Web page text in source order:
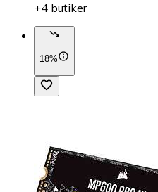
+4 butiker
18%